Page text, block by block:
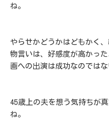
ね。
やらせかどうかはどもかく
物言いは、好感度が高かっ
画への出演は成功なのでは
45歳上の夫を想う気持ちが
ね。